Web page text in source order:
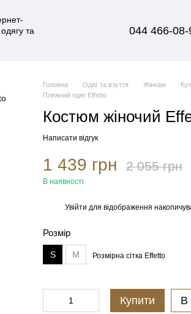
044 466-08-
Головна Одяг та взуття Жінкам
Пляжний одяг Effetto
Костюм жіночий
Написати відгук
1 439 грн 2 055 грн
В наявності
Увійти для відображення
Розмір
S M Розмірна сітка Effetto
Купити В